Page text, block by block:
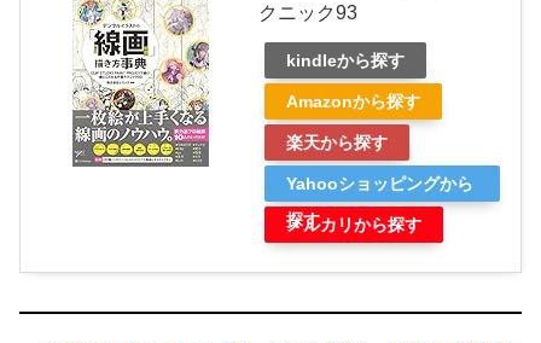
クニック93
kindleから探す
Amazonから探す
楽天から探す
Yahooショッピングから
探す
メルカリから探す